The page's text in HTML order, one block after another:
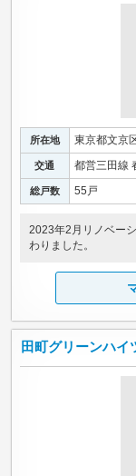
所在地 東京都文京
交通 都営三田線
総戸数 55戸
2023年2月リノベー
わりました。
田町グリーンハイ